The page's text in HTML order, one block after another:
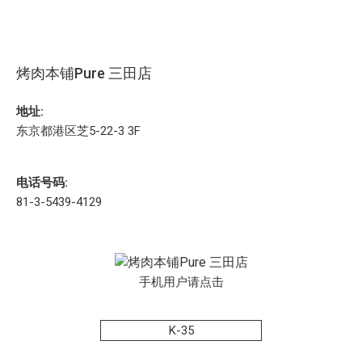
烤肉本铺Pure 三田店
地址:
东京都港区芝5-22-3 3F
电话号码:
81-3-5439-4129
手机用户请点击
K-35